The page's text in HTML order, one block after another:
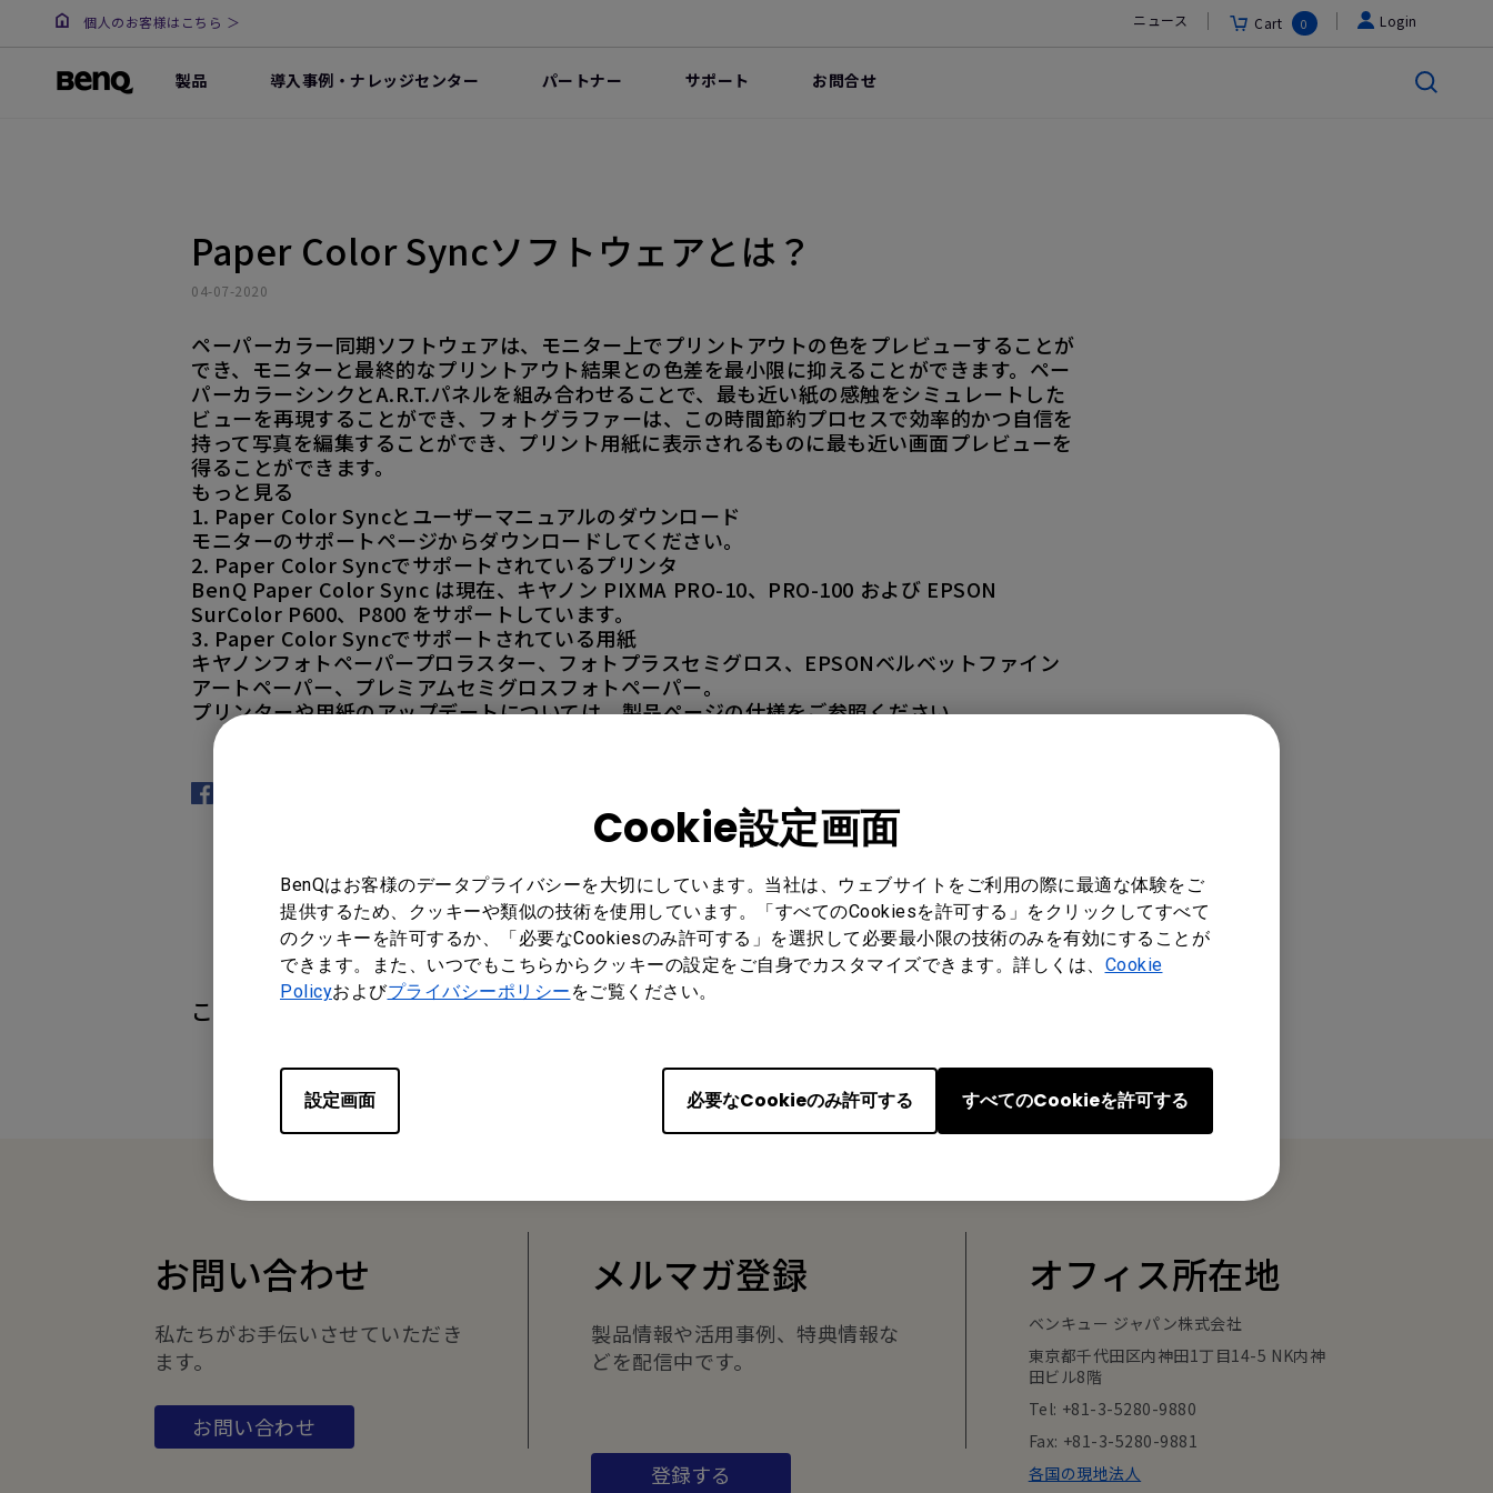
Cookie設定画面
BenQはお客様のデータプライバシーを大切にしています。当社は、ウェブサイトをご利用の際に最適な体験をご
提供するため、クッキーや類似の技術を使用しています。「すべてのCookiesを許可する」をクリックしてすべて
のクッキーを許可するか、「必要なCookiesのみ許可する」を選択して必要最小限の技術のみを有効にすることが
できます。また、いつでもこちらからクッキーの設定をご自身でカスタマイズできます。詳しくは、 Cookie
Policyおよびプライバシーポリシー をご覧ください。
設定画面 必要なCookieのみ許可する すべてのCookieを許可する
個人のお客様はこちら ＞ ニュース Cart 0 Login
製品 導入事例・ナレッジセンター パートナー サポート お問合せ
Paper Color Syncソフトウェアとは？
04-07-2020
ペーパーカラー同期ソフトウェアは、モニター上でプリントアウトの色をプレビューすることが
でき、モニターと最終的なプリントアウト結果との色差を最小限に抑えることができます。ペー
パーカラーシンクとA.R.T.パネルを組み合わせることで、最も近い紙の感触をシミュレートした
ビューを再現することができ、フォトグラファーは、この時間節約プロセスで効率的かつ自信を
持って写真を編集することができ、プリント用紙に表示されるものに最も近い画面プレビューを
得ることができます。
もっと見る
1. Paper Color Syncとユーザーマニュアルのダウンロード
モニターのサポートページからダウンロードしてください。
2. Paper Color Syncでサポートされているプリンタ
BenQ Paper Color Sync は現在、キヤノン PIXMA PRO-10、PRO-100 および EPSON
SurColor P600、P800 をサポートしています。
3. Paper Color Syncでサポートされている用紙
キヤノンフォトペーパープロラスター、フォトプラスセミグロス、EPSONベルベットファイン
アートペーパー、プレミアムセミグロスフォトペーパー。
プリンターや用紙のアップデートについては、製品ページの仕様をご参照ください。
この情報は有益でしたか？
お問い合わせ
私たちがお手伝いさせていただき
ます。
お問い合わせ
メルマガ登録
製品情報や活用事例、特典情報な
どを配信中です。
登録する
オフィス所在地
ベンキュー ジャパン株式会社
東京都千代田区内神田1丁目14-5 NK内神
田ビル8階
Tel: +81-3-5280-9880
Fax: +81-3-5280-9881
各国の現地法人